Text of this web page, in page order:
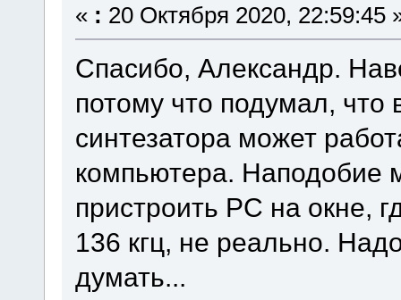
« : 20 Октября 2020, 22:59:45
Спасибо, Александр.
потому что подумал,
синтезатора может
компьютера. Наподобие
пристроить PC на окне,
136 кгц, не реально.
думать...